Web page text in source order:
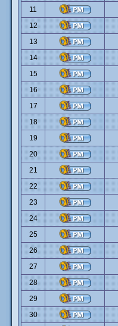
11
12
13
14
15
16
17
18
19
20
21
22
23
24
25
26
27
28
29
30